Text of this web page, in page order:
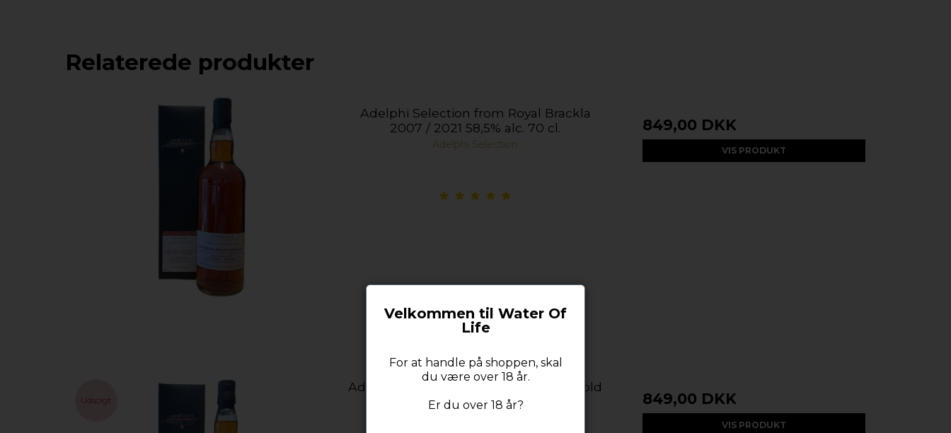
Relaterede produkter
Adelphi Selection from Royal Brackla
2007 / 2021 58,5% alc. 70 cl.
Adelphi Selection
849,00 DKK
VIS PRODUKT
Udsolgt
Adelphi's Breath of The Isles 14 years old
2007 / 2021 58,6% alc. 70 cl.
849,00 DKK
VIS PRODUKT
Velkommen til Water Of
Life
For at handle på shoppen, skal
du være over 18 år.
Er du over 18 år?